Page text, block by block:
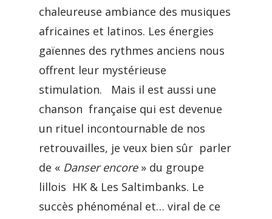
chaleureuse ambiance des musiques
africaines et latinos. Les énergies
gaïennes des rythmes anciens nous
offrent leur mystérieuse
stimulation. Mais il est aussi une
chanson française qui est devenue
un rituel incontournable de nos
retrouvailles, je veux bien sûr parler
de « Danser encore» du groupe
lillois HK & Les Saltimbanks. Le
succès phénoménal et… viral de ce